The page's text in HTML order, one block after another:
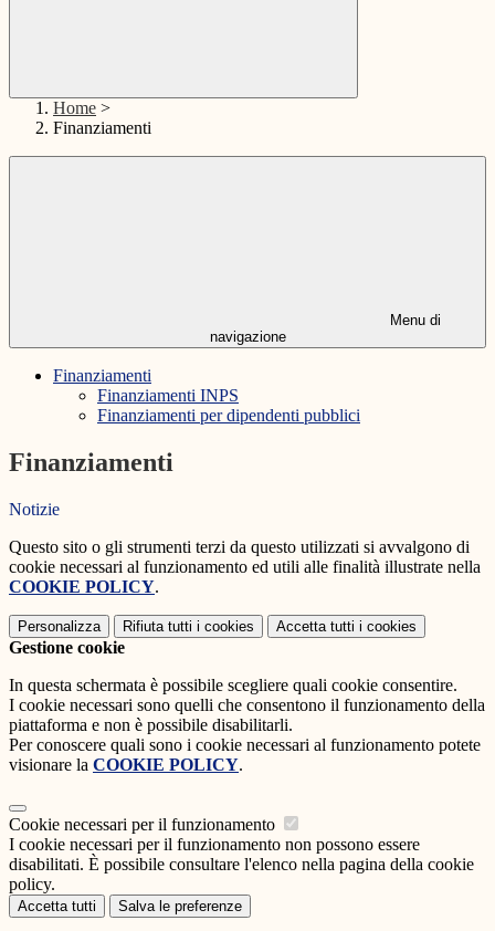
Home >
Finanziamenti
Menu di
navigazione
Finanziamenti
Finanziamenti INPS
Finanziamenti per dipendenti pubblici
Finanziamenti
Notizie
Questo sito o gli strumenti terzi da questo utilizzati si avvalgono di
cookie necessari al funzionamento ed utili alle finalità illustrate nella
COOKIE POLICY.
Personalizza Rifiuta tutti i cookies Accetta tutti i cookies
Gestione cookie
In questa schermata è possibile scegliere quali cookie consentire.
I cookie necessari sono quelli che consentono il funzionamento della
piattaforma e non è possibile disabilitarli.
Per conoscere quali sono i cookie necessari al funzionamento potete
visionare la COOKIE POLICY.
Cookie necessari per il funzionamento
I cookie necessari per il funzionamento non possono essere
disabilitati. È possibile consultare l'elenco nella pagina della cookie
policy.
Accetta tutti Salva le preferenze